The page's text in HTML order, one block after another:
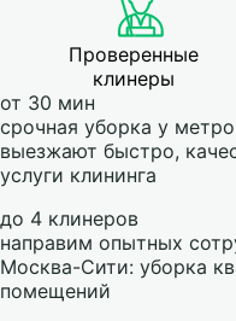
Проверенные
клинеры
от 30 мин
срочная уборка у
выезжают быстро,
услуги клининга
до 4 клинеров
направим опытных
Москва-Сити: уборка
помещений